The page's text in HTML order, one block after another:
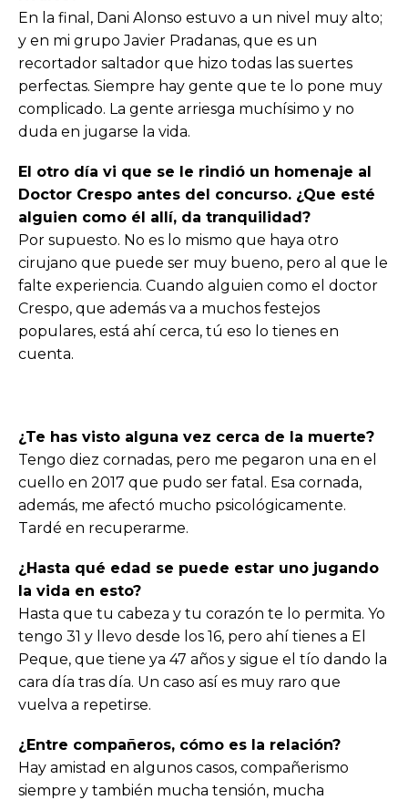
En la final, Dani Alonso estuvo a un nivel muy alto;
y en mi grupo Javier Pradanas, que es un
recortador saltador que hizo todas las suertes
perfectas. Siempre hay gente que te lo pone muy
complicado. La gente arriesga muchísimo y no
duda en jugarse la vida.
El otro día vi que se le rindió un homenaje al
Doctor Crespo antes del concurso. ¿Que esté
alguien como él allí, da tranquilidad?
Por supuesto. No es lo mismo que haya otro
cirujano que puede ser muy bueno, pero al que le
falte experiencia. Cuando alguien como el doctor
Crespo, que además va a muchos festejos
populares, está ahí cerca, tú eso lo tienes en
cuenta.
¿Te has visto alguna vez cerca de la muerte?
Tengo diez cornadas, pero me pegaron una en el
cuello en 2017 que pudo ser fatal. Esa cornada,
además, me afectó mucho psicológicamente.
Tardé en recuperarme.
¿Hasta qué edad se puede estar uno jugando
la vida en esto?
Hasta que tu cabeza y tu corazón te lo permita. Yo
tengo 31 y llevo desde los 16, pero ahí tienes a El
Peque, que tiene ya 47 años y sigue el tío dando la
cara día tras día. Un caso así es muy raro que
vuelva a repetirse.
¿Entre compañeros, cómo es la relación?
Hay amistad en algunos casos, compañerismo
siempre y también mucha tensión, mucha